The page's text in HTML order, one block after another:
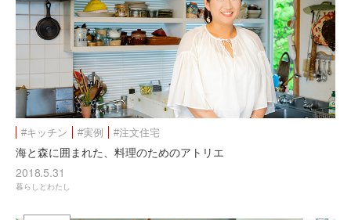
#キッチン #実例 #注文住宅
海と森に囲まれた、料理のためのアトリエ
2018.5.31
暮らしとわたし